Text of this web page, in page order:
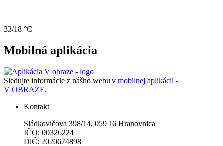
33/18 °C
Mobilná aplikácia
Sledujte informácie z nášho webu v mobilnej aplikácii -
V OBRAZE.
Kontakt
Sládkovičova 398/14, 059 16 Hranovnica
IČO: 00326224
DlČ: 2020674898